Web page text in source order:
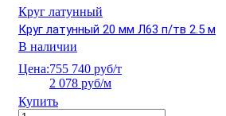
Круг латунный
Круг латунный 20 мм Л63 п/тв 2.5 м
В наличии
Цена:755 740 руб/т
2 078 руб/м
Купить